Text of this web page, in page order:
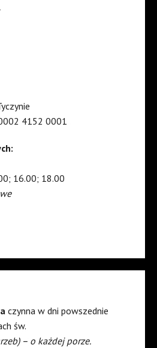
4152 0001
16.00; 18.00
czynna w dni powszednie
św.
– o każdej porze.